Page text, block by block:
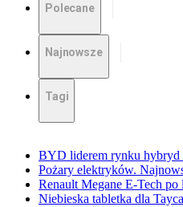
Polecane
Najnowsze
Tagi
BYD liderem rynku hybryd
Pożary elektryków.
Renault Megane E-Tech
Niebieska tabletka dla